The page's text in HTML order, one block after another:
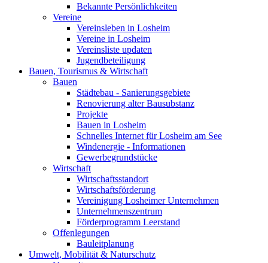
Bekannte Persönlichkeiten
Vereine
Vereinsleben in Losheim
Vereine in Losheim
Vereinsliste updaten
Jugendbeteiligung
Bauen, Tourismus & Wirtschaft
Bauen
Städtebau - Sanierungsgebiete
Renovierung alter Bausubstanz
Projekte
Bauen in Losheim
Schnelles Internet für Losheim am See
Windenergie - Informationen
Gewerbegrundstücke
Wirtschaft
Wirtschaftsstandort
Wirtschaftsförderung
Vereinigung Losheimer Unternehmen
Unternehmenszentrum
Förderprogramm Leerstand
Offenlegungen
Bauleitplanung
Umwelt, Mobilität & Naturschutz